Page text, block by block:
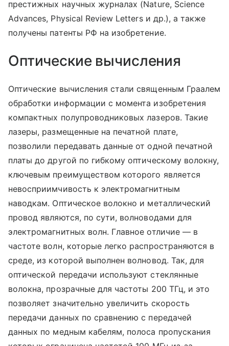
престижных научных журналах (Nature, Science
Advances, Physical Review Letters и др.), а также
получены патенты РФ на изобретение.
Оптические вычисления
Оптические вычисления стали священным Граалем
обработки информации с момента изобретения
компактных полупроводниковых лазеров. Такие
лазеры, размещенные на печатной плате,
позволили передавать данные от одной печатной
платы до другой по гибкому оптическому волокну,
ключевым преимуществом которого является
невосприимчивость к электромагнитным
наводкам. Оптическое волокно и металлический
провод являются, по сути, волноводами для
электромагнитных волн. Главное отличие — в
частоте волн, которые легко распространяются в
среде, из которой выполнен волновод. Так, для
оптической передачи используют стеклянные
волокна, прозрачные для частоты 200 ТГц, и это
позволяет значительно увеличить скорость
передачи данных по сравнению с передачей
данных по медным кабелям, полоса пропускания